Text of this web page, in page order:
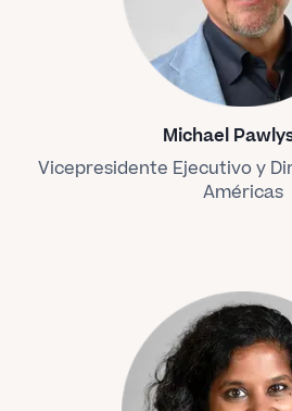
Michael
Vicepresidente Ejecutivo y
Américas